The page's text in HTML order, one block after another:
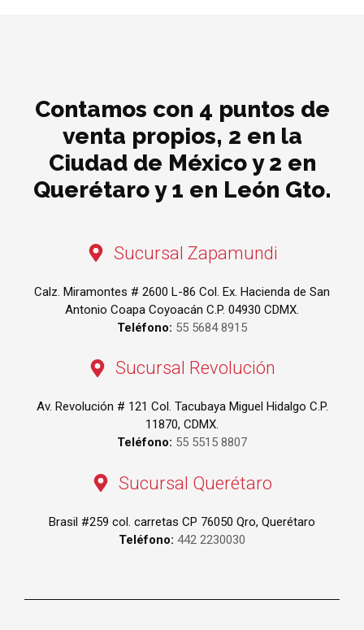
Contamos con 4 puntos de
venta propios, 2 en la
Ciudad de México y 2 en
Querétaro y 1 en León Gto.
Sucursal Zapamundi
Calz. Miramontes # 2600 L-86 Col. Ex. Hacienda de San
Antonio Coapa Coyoacán C.P. 04930 CDMX.
Teléfono: 55 5684 8915
Sucursal Revolución
Av. Revolución # 121 Col. Tacubaya Miguel Hidalgo C.P.
11870, CDMX.
Teléfono: 55 5515 8807
Sucursal Querétaro
Brasil #259 col. carretas CP 76050 Qro, Querétaro
Teléfono: 442 2230030